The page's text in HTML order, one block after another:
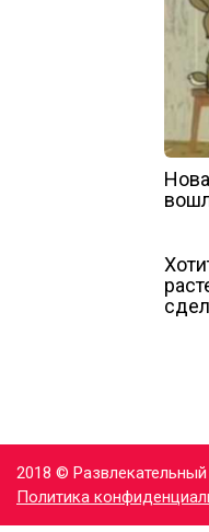
2018 ©
Политика